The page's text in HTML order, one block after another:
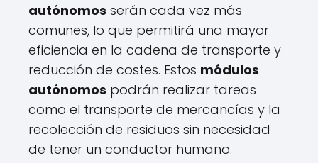
autónomos serán cada vez más
comunes, lo que permitirá una mayor
eficiencia en la cadena de transporte y
reducción de costes. Estos módulos
autónomos podrán realizar tareas
como el transporte de mercancías y la
recolección de residuos sin necesidad
de tener un conductor humano.